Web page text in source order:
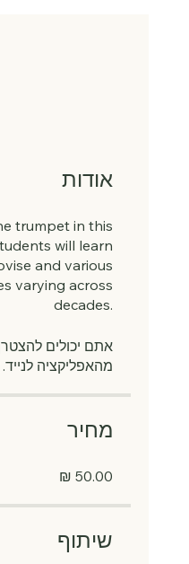
אודות
trumpet in this
will learn
and various
varying across
decades.
אתם יכולים
מהאפליקציה לנייד.
מחיר
שיתוף